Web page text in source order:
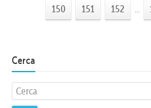
150 151 152 ...
Cerca